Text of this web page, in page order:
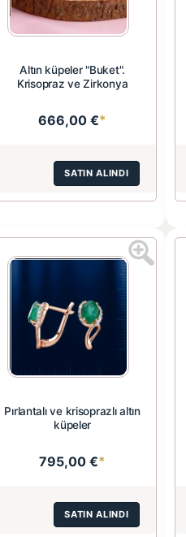
Altın küpeler "Buket".
Krisopraz ve Zirkonya
666,00 €*
SATIN ALINDI
Pırlantalı ve krisoprazlı altın
küpeler
795,00 €*
SATIN ALINDI